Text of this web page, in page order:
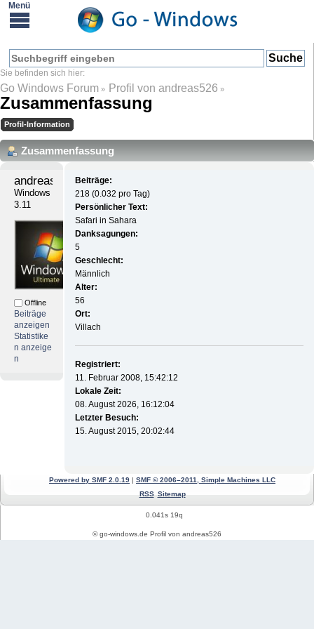
Go Windows Forum » Profil von andreas526 »
Zusammenfassung
Profil-Information
Zusammenfassung
andreas526
Windows
3.11
Offline
Beiträge
anzeigen
Statistike
n anzeige
n
Beiträge:
218 (0.032 pro Tag)
Persönlicher Text:
Safari in Sahara
Danksagungen:
5
Geschlecht:
Männlich
Alter:
56
Ort:
Villach
Registriert:
11. Februar 2008, 15:42:12
Lokale Zeit:
08. August 2026, 16:12:04
Letzter Besuch:
15. August 2015, 20:02:44
Powered by SMF 2.0.19 | SMF © 2006–2011, Simple Machines LLC
RSS Sitemap
0.041s 19q
© go-windows.de Profil von andreas526